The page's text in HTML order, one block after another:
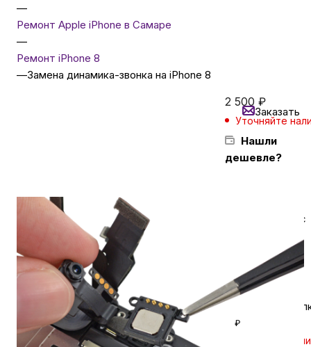
Товары для детей
ТВ и проекторы
Сумки и чемоданы
Для дома и дачи
LEGO
—
Ремонт Apple iPhone в Самаре
—
Ремонт iPhone 8
—Замена динамика-звонка на iPhone 8
2 500 ₽
Уточняйте
Нашли
дешевле?
Заказать
Задайте вопрос
Кешбэк за
₽
Уточняйте